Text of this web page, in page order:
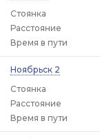
Стоянка
Расстояние
Время в пути
Ноябрьск 2
Стоянка
Расстояние
Время в пути